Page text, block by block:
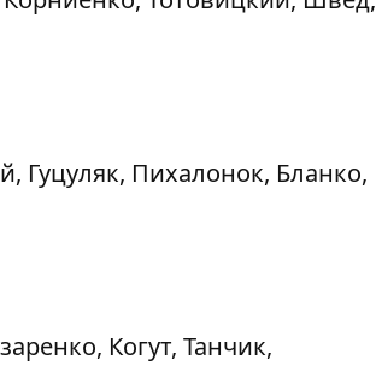
Гуцуляк, Пихалонок, Бланко,
Когут, Танчик,